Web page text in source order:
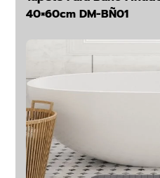
40×60cm DM-BÑ01